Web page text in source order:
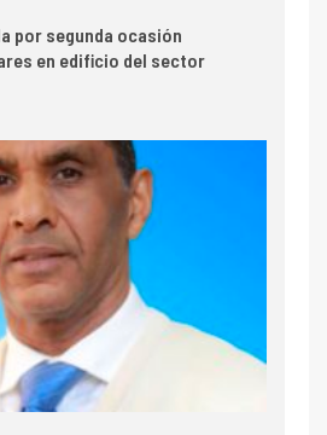
por segunda ocasión
en edificio del sector